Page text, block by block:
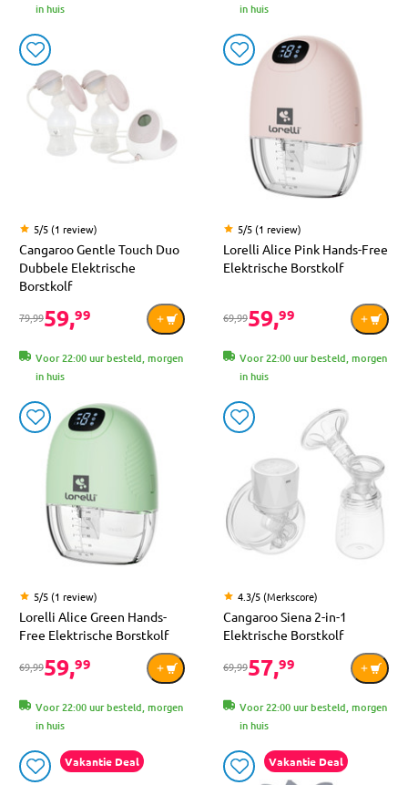
in huis
in huis
5/5 (1 review)
Cangaroo Gentle Touch Duo
Dubbele Elektrische
Borstkolf
79,9959,99
Voor 22:00 uur besteld, morgen
in huis
5/5 (1 review)
Lorelli Alice Pink Hands-Free
Elektrische Borstkolf
69,9959,99
Voor 22:00 uur besteld, morgen
in huis
5/5 (1 review)
Lorelli Alice Green Hands-
Free Elektrische Borstkolf
69,9959,99
Voor 22:00 uur besteld, morgen
in huis
4.3/5 (Merkscore)
Cangaroo Siena 2-in-1
Elektrische Borstkolf
69,9957,99
Voor 22:00 uur besteld, morgen
in huis
Vakantie Deal Vakantie Deal